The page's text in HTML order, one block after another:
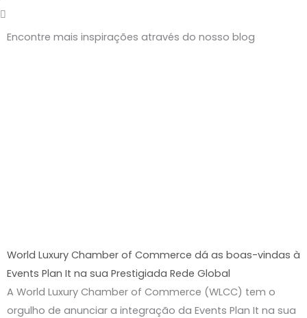
Encontre mais inspirações através do nosso blog
World Luxury Chamber of Commerce dá as boas-vindas à
Events Plan It na sua Prestigiada Rede Global
A World Luxury Chamber of Commerce (WLCC) tem o
orgulho de anunciar a integração da Events Plan It na sua